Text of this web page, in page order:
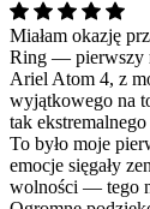
Miałam okazję
Ring — pierwszy
Ariel Atom 4, z
wyjątkowego na
tak
To było moje
emocje sięgały
wolności — tego